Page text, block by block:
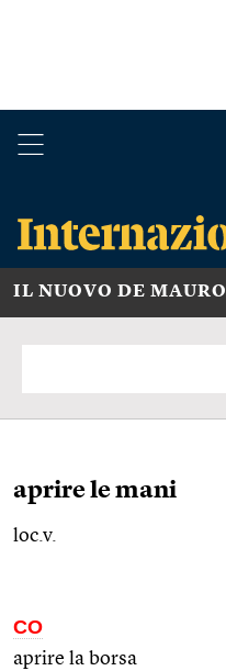
IL NUOVO DE MAURO
aprire le mani
loc.v.
CO
aprire la borsa